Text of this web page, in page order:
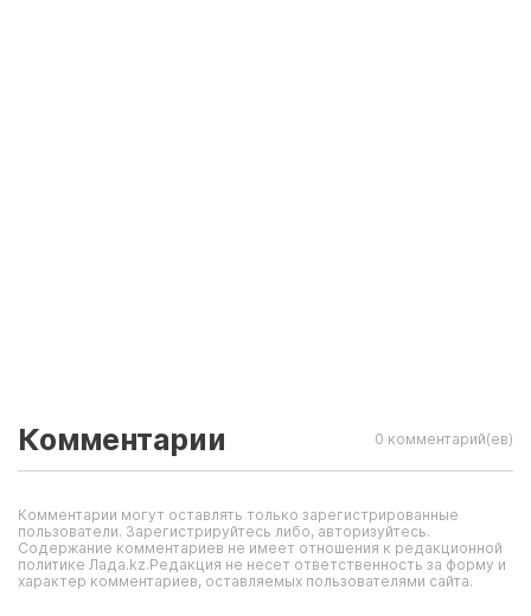
Комментарии 0 комментарий(ев)
Комментарии могут оставлять только зарегистрированные
пользователи. Зарегистрируйтесь либо, авторизуйтесь.
Содержание комментариев не имеет отношения к редакционной
политике Лада.kz.Редакция не несет ответственность за форму и
характер комментариев, оставляемых пользователями сайта.